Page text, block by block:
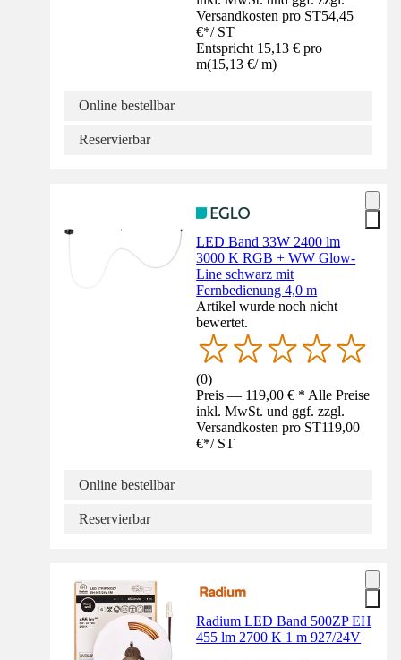
Versandkosten pro ST54,45
€*/ ST
Entspricht 15,13 € pro
m(15,13 €/ m)
Online bestellbar
Reservierbar
LED Band 33W 2400 lm
3000 K RGB + WW Glow-
Line schwarz mit
Fernbedienung 4,0 m
Artikel wurde noch nicht
bewertet.
(0)
Preis — 119,00 € * Alle Preise
inkl. MwSt. und ggf. zzgl.
Versandkosten pro ST119,00
€*/ ST
Online bestellbar
Reservierbar
Radium LED Band 500ZP EH
455 lm 2700 K 1 m 927/24V